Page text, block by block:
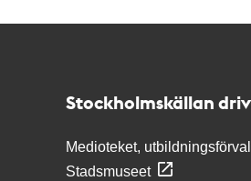
Stockholmskällan
Medioteket,
Stadsmuseet